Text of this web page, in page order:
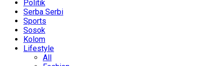
Politik
Serba Serbi
Sports
Sosok
Kolom
Lifestyle
All